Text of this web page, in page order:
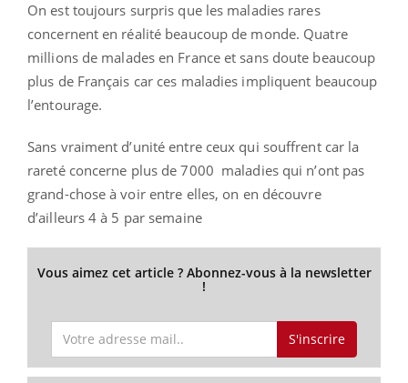
On est toujours surpris que les maladies rares
concernent en réalité beaucoup de monde. Quatre
millions de malades en France et sans doute beaucoup
plus de Français car ces maladies impliquent beaucoup
l’entourage.
Sans vraiment d’unité entre ceux qui souffrent car la
rareté concerne plus de 7000 maladies qui n’ont pas
grand-chose à voir entre elles, on en découvre
d’ailleurs 4 à 5 par semaine
Vous aimez cet article ? Abonnez-vous à la newsletter
!
S'inscrire